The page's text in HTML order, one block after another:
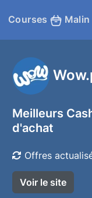
Courses Malin
Meilleurs
d'achat
Offres
Voir le site